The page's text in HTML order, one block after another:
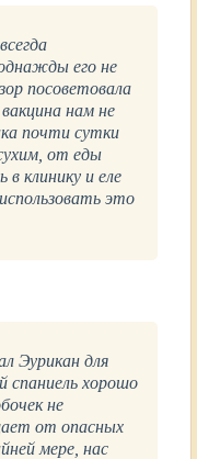
его не
посоветовала
нам не
почти сутки
от еды
клинику и еле
это
Эурикан для
спаниель хорошо
не
от опасных
мере, нас